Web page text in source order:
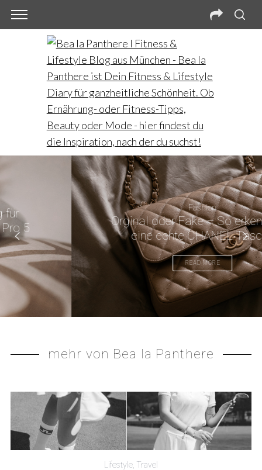
Fashion
Orginal oder Fake – So erkennst Du
eine echte CHANEL Tasche
READ MORE
mehr von Bea la Panthere
Lifestyle Travel